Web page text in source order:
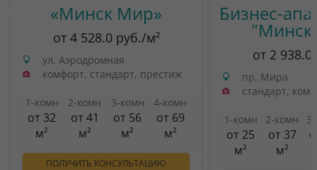
«Минск Мир»
от 4 528.0 руб./м²
ул. Аэродромная
комфорт, стандарт, престиж
1-комн
от 32
м²
2-комн
от 41
м²
3-комн
от 56
м²
4-комн
от 69
м²
ПОЛУЧИТЬ КОНСУЛЬТАЦИЮ
Бизнес-
от 2
пр. Мира
стандарт,
1-комн
от 25
м²
2-комн
от 37
м²